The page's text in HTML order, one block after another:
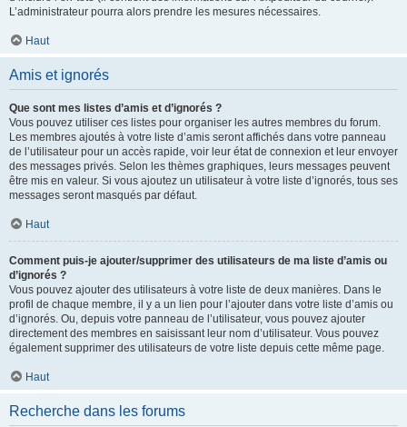
L’administrateur pourra alors prendre les mesures nécessaires.
Haut
Amis et ignorés
Que sont mes listes d’amis et d’ignorés ?
Vous pouvez utiliser ces listes pour organiser les autres membres du forum.
Les membres ajoutés à votre liste d’amis seront affichés dans votre panneau
de l’utilisateur pour un accès rapide, voir leur état de connexion et leur envoyer
des messages privés. Selon les thèmes graphiques, leurs messages peuvent
être mis en valeur. Si vous ajoutez un utilisateur à votre liste d’ignorés, tous ses
messages seront masqués par défaut.
Haut
Comment puis-je ajouter/supprimer des utilisateurs de ma liste d’amis ou
d’ignorés ?
Vous pouvez ajouter des utilisateurs à votre liste de deux manières. Dans le
profil de chaque membre, il y a un lien pour l’ajouter dans votre liste d’amis ou
d’ignorés. Ou, depuis votre panneau de l’utilisateur, vous pouvez ajouter
directement des membres en saisissant leur nom d’utilisateur. Vous pouvez
également supprimer des utilisateurs de votre liste depuis cette même page.
Haut
Recherche dans les forums